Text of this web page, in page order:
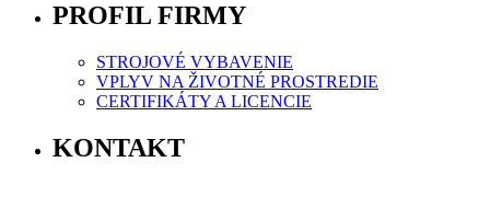
PROFIL FIRMY
STROJOVÉ VYBAVENIE
VPLYV NA ŽIVOTNÉ PROSTREDIE
CERTIFIKÁTY A LICENCIE
KONTAKT